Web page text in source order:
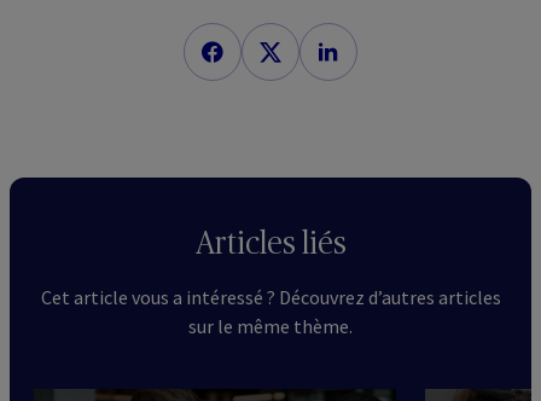
Articles liés
Cet article vous a intéressé ? Découvrez d’autres articles
sur le même thème.